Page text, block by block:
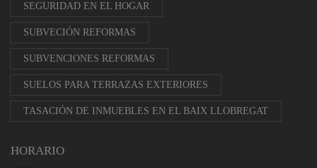
SEGURIDAD EN EL HOGAR
SUBVECIÓN REFORMAS
SUBVENCIONES REFORMAS
SUELOS PARA TERRAZAS EXTERIORES
TASACIÓN DE INMUEBLES EN EL BAIX LLOBREGAT
HORARIO